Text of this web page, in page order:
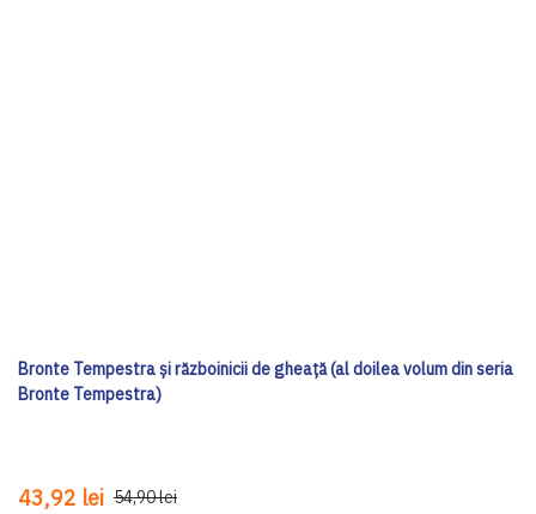
Bronte Tempestra și războinicii de gheață (al doilea volum din seria
Bronte Tempestra)
43,92 lei 54,90 lei